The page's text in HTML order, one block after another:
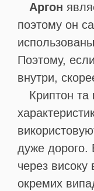
Аргон
поэтому он
Поэтому,
внутри,
Криптон та
дуже дорого.
через високу
окремих